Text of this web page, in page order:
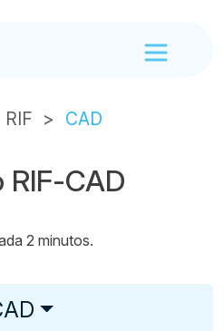
RIF CAD
RIF-CAD
2 minutos.